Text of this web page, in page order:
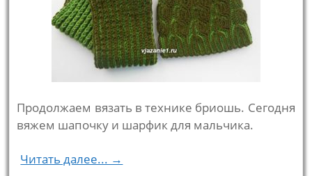
Продолжаем вязать в технике бриошь. Сегодня
вяжем шапочку и шарфик для мальчика.
Читать далее... →